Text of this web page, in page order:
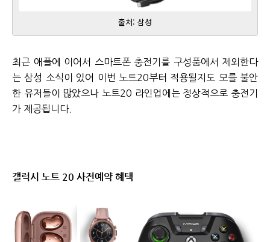
출처: 삼성
최근 애플에 이어서 스마트폰 충전기를 구성품에서 제외한다
는 삼성 소식이 있어 이번 노트20부터 적용될지도 모를 불안
한 유저들이 많았으나 노트20 라인업에는 정상적으로 충전기
가 제공됩니다.
갤럭시 노트 20 사전예약 혜택